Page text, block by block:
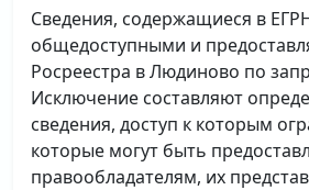
Сведения, содержащиеся в
общедоступными и
Росреестра в Людиново по
Исключение составляют
сведения, доступ к которым
которые могут быть
правообладателям, их